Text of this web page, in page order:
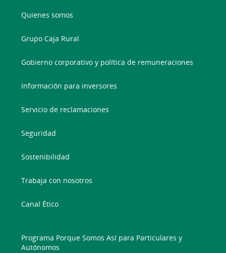
Quienes somos
Grupo Caja Rural
Gobierno corporativo y política de remuneraciones
Información para inversores
Servicio de reclamaciones
Seguridad
Sostenibilidad
Trabaja con nosotros
Canal Ético
Programa Porque Somos Así para Particulares y
Autónomos